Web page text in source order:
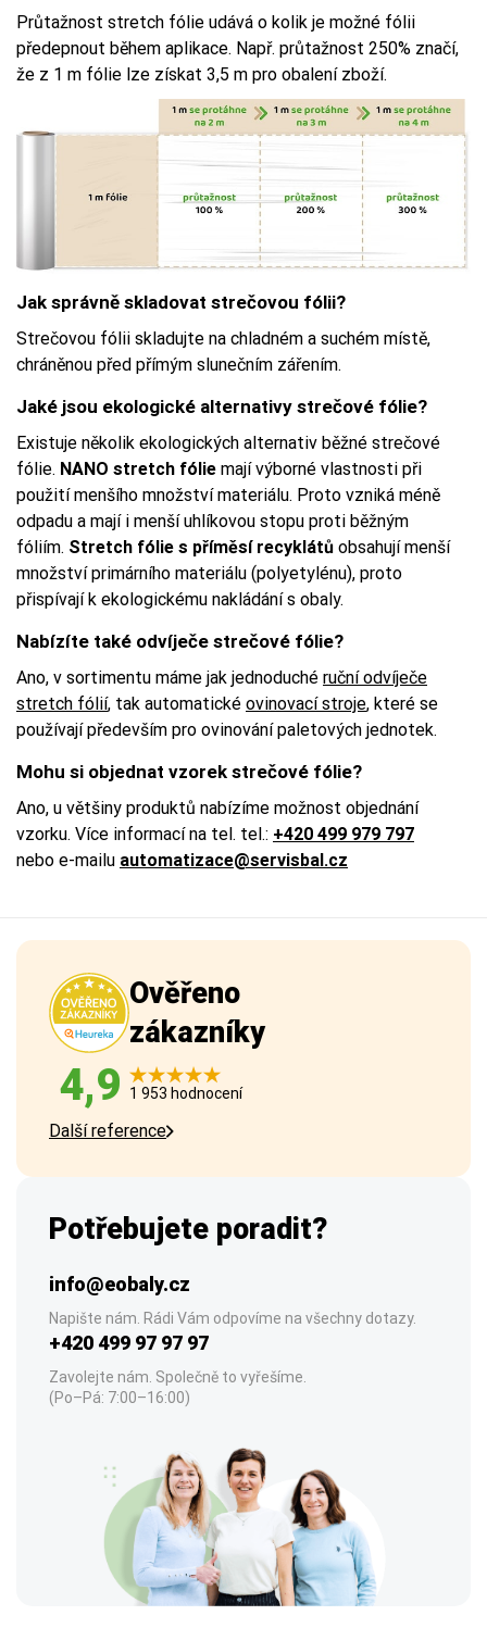
Průtažnost stretch fólie udává o kolik je možné fólii
předepnout během aplikace. Např. průtažnost 250% značí,
že z 1 m fólie lze získat 3,5 m pro obalení zboží.
Jak správně skladovat strečovou fólii?
Strečovou fólii skladujte na chladném a suchém místě,
chráněnou před přímým slunečním zářením.
Jaké jsou ekologické alternativy strečové fólie?
Existuje několik ekologických alternativ běžné strečové
fólie. NANO stretch fólie mají výborné vlastnosti při
použití menšího množství materiálu. Proto vzniká méně
odpadu a mají i menší uhlíkovou stopu proti běžným
fóliím. Stretch fólie s příměsí recyklátů obsahují menší
množství primárního materiálu (polyetylénu), proto
přispívají k ekologickému nakládání s obaly.
Nabízíte také odvíječe strečové fólie?
Ano, v sortimentu máme jak jednoduché ruční odvíječe
stretch fólií, tak automatické ovinovací stroje, které se
používají především pro ovinování paletových jednotek.
Mohu si objednat vzorek strečové fólie?
Ano, u většiny produktů nabízíme možnost objednání
vzorku. Více informací na tel. tel.: +420 499 979 797
nebo e-mailu automatizace@servisbal.cz
Ověřeno
zákazníky
4,9 1 953 hodnocení
Další reference
Potřebujete poradit?
info@eobaly.cz
Napište nám. Rádi Vám odpovíme na všechny dotazy.
+420 499 97 97 97
Zavolejte nám. Společně to vyřešíme.
(Po–Pá: 7:00–16:00)